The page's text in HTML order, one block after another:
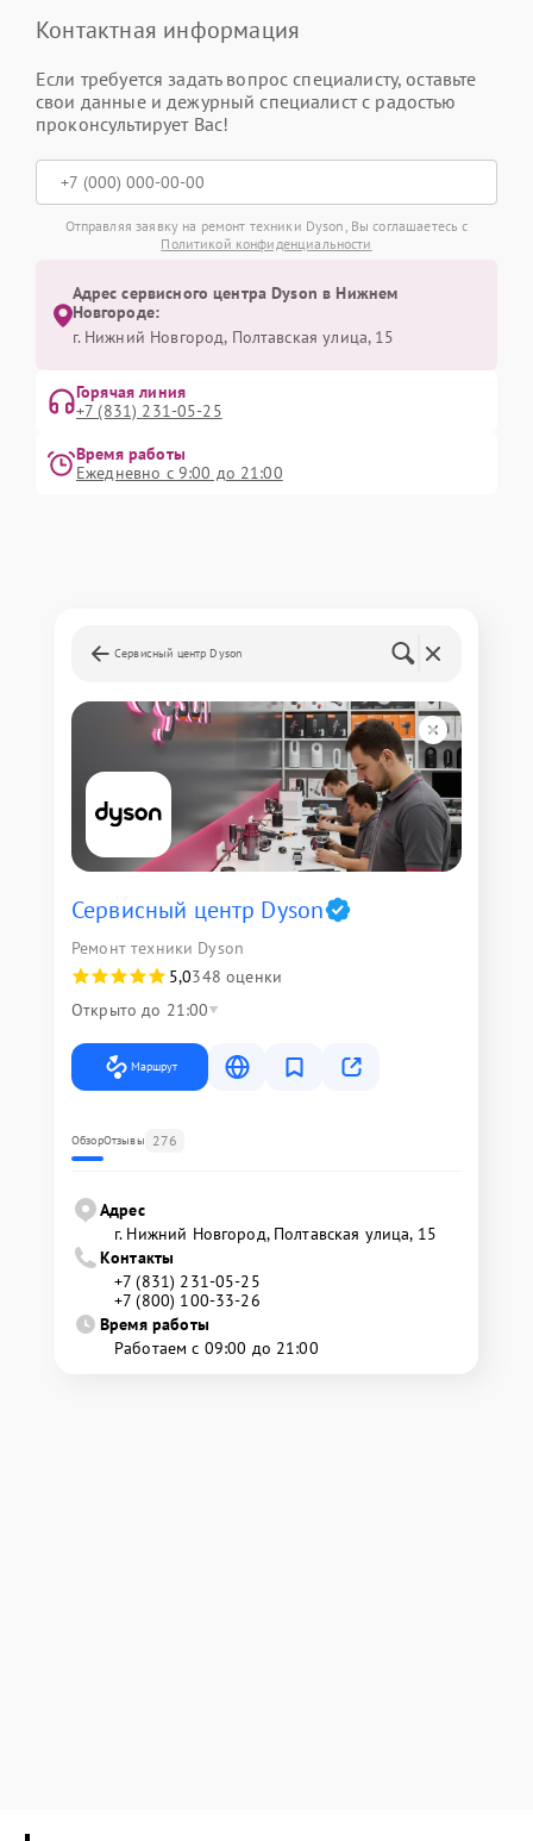
Контактная информация
Если требуется задать вопрос специалисту, оставьте
свои данные и дежурный специалист с радостью
проконсультирует Вас!
Отправляя заявку на ремонт техники Dyson, Вы соглашаетесь с
Политикой конфиденциальности
Адрес сервисного центра Dyson в Нижнем
Новгороде:
г. Нижний Новгород, Полтавская улица, 15
Горячая линия
+7 (831) 231-05-25
Время работы
Ежедневно с 9:00 до 21:00
Сервисный центр Dyson
Сервисный центр Dyson
Ремонт техники Dyson
5,0348 оценки
Открыто до 21:00
Маршрут
ОбзорОтзывы 276
Адрес
г. Нижний Новгород, Полтавская улица, 15
Контакты
+7 (831) 231-05-25
+7 (800) 100-33-26
Время работы
Работаем с 09:00 до 21:00